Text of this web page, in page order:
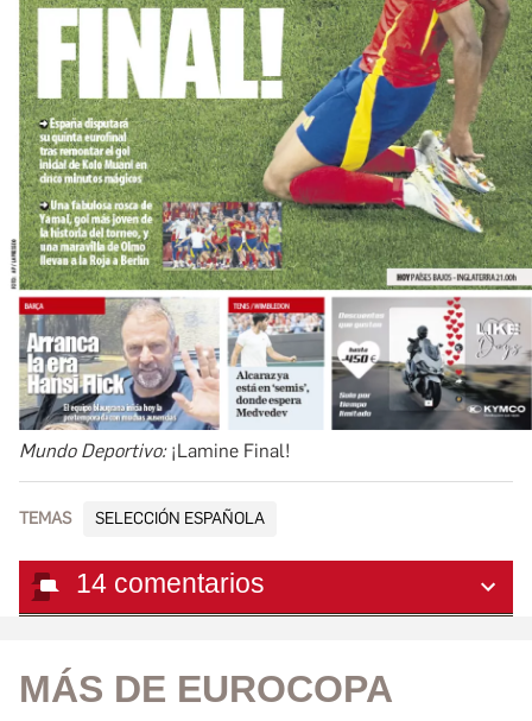
Mundo Deportivo: ¡Lamine Final!
TEMAS SELECCIÓN ESPAÑOLA
14 comentarios
MÁS DE EUROCOPA